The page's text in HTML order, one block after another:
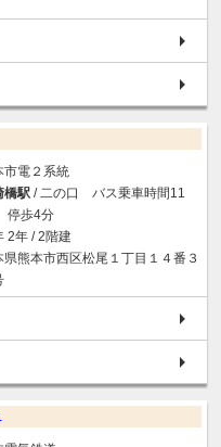
市電２系統
橋駅 / 二の口 バス乗車時間11
歩4分
2年 / 2階建
県熊本市西区松尾１丁目１４番３